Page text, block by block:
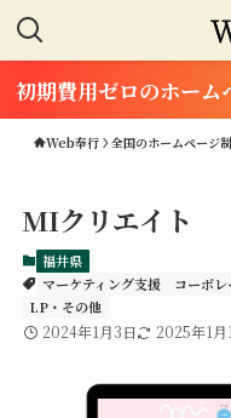
初期費用ゼロのホーム
Web奉行 全国のホームページ
MIクリエイト
福井県
マーケティング支援
コーポ
LP・その他
2024年1月3日 2025年1月